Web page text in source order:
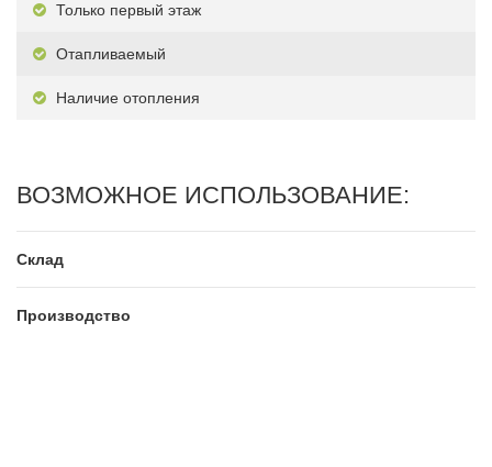
Только первый этаж
Отапливаемый
Наличие отопления
ВОЗМОЖНОЕ ИСПОЛЬЗОВАНИЕ:
Склад
Производство